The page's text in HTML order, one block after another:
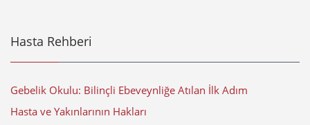
Hasta Rehberi
Gebelik Okulu: Bilinçli Ebeveynliğe Atılan İlk Adım
Hasta ve Yakınlarının Hakları